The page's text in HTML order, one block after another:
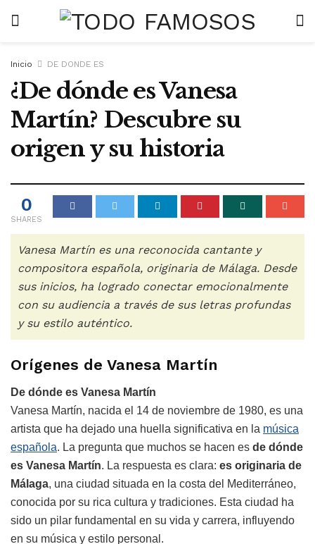
Inicio DE DONDE ES
¿De dónde es Vanesa
Martín? Descubre su
origen y su historia
0
SHARES
Vanesa Martín es una reconocida cantante y
compositora española, originaria de Málaga. Desde
sus inicios, ha logrado conectar emocionalmente
con su audiencia a través de sus letras profundas
y su estilo auténtico.
Orígenes de Vanesa Martín
De dónde es Vanesa Martín
Vanesa Martín, nacida el 14 de noviembre de 1980, es una
artista que ha dejado una huella significativa en la música
española. La pregunta que muchos se hacen es de dónde
es Vanesa Martín. La respuesta es clara: es originaria de
Málaga, una ciudad situada en la costa del Mediterráneo,
conocida por su rica cultura y tradiciones. Esta ciudad ha
sido un pilar fundamental en su vida y carrera, influyendo
en su música y estilo personal.